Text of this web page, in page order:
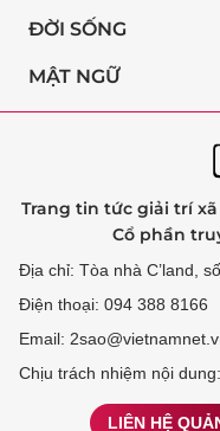
ĐỜI SỐNG
MẬT NGỮ
Trang tin tức giải trí
Cổ phần
Địa chỉ: Tòa nhà C’land,
Điện thoại: 094 388 8166
Email:
Chịu trách nhiệm nội
LIÊN HỆ